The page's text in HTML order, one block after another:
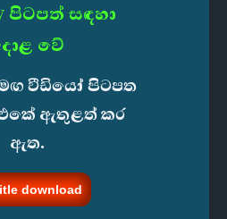
පිටපත් සඳහා
වේ
වීඩියෝ පිටපත
ඇතුළත් කර
ඇත.
download